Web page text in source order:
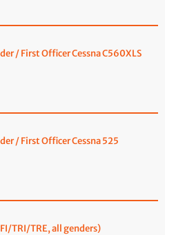
/ First Officer Cessna C560XLS
/ First Officer Cessna 525
TRI/TRE, all genders)